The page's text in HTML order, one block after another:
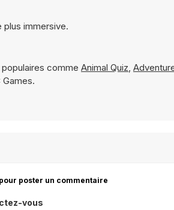
plus immersive.
comme Animal Quiz,
poster un commentaire
vous